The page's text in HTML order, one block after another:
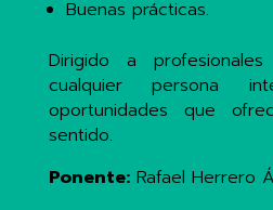
Buenas prácticas.
Dirigido a
cualquier persona
oportunidades que
sentido.
Ponente: Rafael Herrero